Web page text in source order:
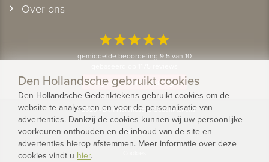
Over ons
starstarstarstarstar
gemiddelde beoordeling 9.5 van 10
Bekijk alle klantervaringen
© 2026 - Den Hollandsche Gedenktekens
Privacy
Den Hollandsche gebruikt cookies
Den Hollandsche Gedenktekens gebruikt cookies om de
website te analyseren en voor de personalisatie van
advertenties. Dankzij de cookies kunnen wij uw persoonlijke
voorkeuren onthouden en de inhoud van de site en
advertenties hierop afstemmen. Meer informatie over deze
cookies vindt u hier.